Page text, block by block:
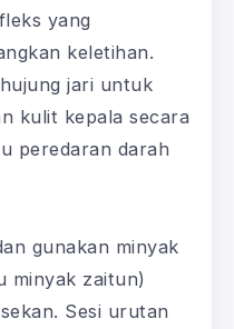
yang
keletihan.
jari untuk
kulit kepala secara
peredaran darah
gunakan minyak
minyak zaitun)
Sesi urutan